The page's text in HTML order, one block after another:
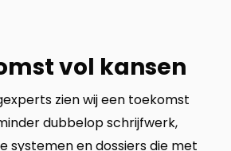
vol kansen
zien wij een toekomst
dubbelop schrijfwerk,
systemen en dossiers die met